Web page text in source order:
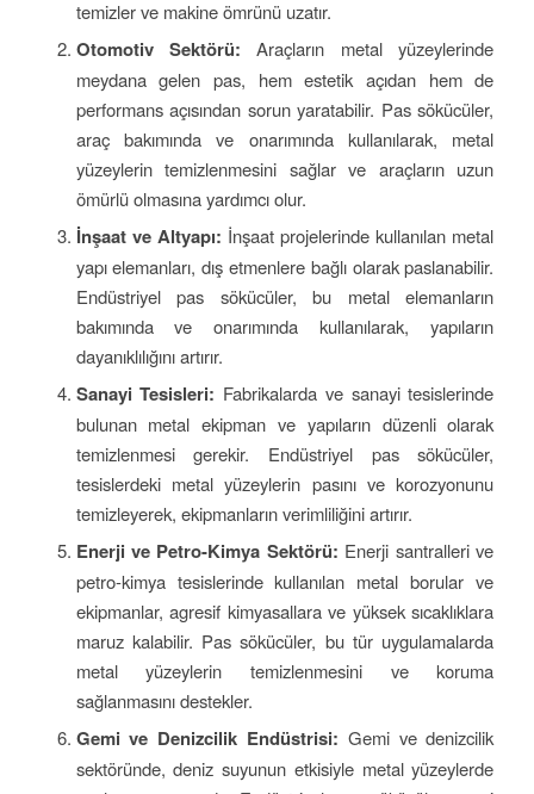
temizler ve makine ömrünü uzatır.
Otomotiv Sektörü: Araçların metal yüzeylerinde
meydana gelen pas, hem estetik açıdan hem de
performans açısından sorun yaratabilir. Pas sökücüler,
araç bakımında ve onarımında kullanılarak, metal
yüzeylerin temizlenmesini sağlar ve araçların uzun
ömürlü olmasına yardımcı olur.
İnşaat ve Altyapı: İnşaat projelerinde kullanılan metal
yapı elemanları, dış etmenlere bağlı olarak paslanabilir.
Endüstriyel pas sökücüler, bu metal elemanların
bakımında ve onarımında kullanılarak, yapıların
dayanıklılığını artırır.
Sanayi Tesisleri: Fabrikalarda ve sanayi tesislerinde
bulunan metal ekipman ve yapıların düzenli olarak
temizlenmesi gerekir. Endüstriyel pas sökücüler,
tesislerdeki metal yüzeylerin pasını ve korozyonunu
temizleyerek, ekipmanların verimliliğini artırır.
Enerji ve Petro-Kimya Sektörü: Enerji santralleri ve
petro-kimya tesislerinde kullanılan metal borular ve
ekipmanlar, agresif kimyasallara ve yüksek sıcaklıklara
maruz kalabilir. Pas sökücüler, bu tür uygulamalarda
metal yüzeylerin temizlenmesini ve koruma
sağlanmasını destekler.
Gemi ve Denizcilik Endüstrisi: Gemi ve denizcilik
sektöründe, deniz suyunun etkisiyle metal yüzeylerde